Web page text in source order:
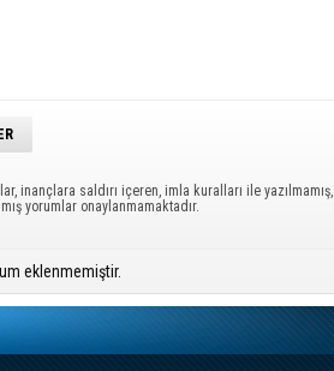
inançlara saldırı içeren, imla kuralları ile yazılmamış,
yorumlar onaylanmamaktadır.
eklenmemiştir.